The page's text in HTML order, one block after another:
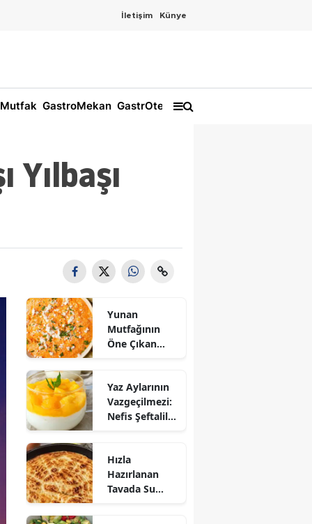
İletişim Künye
GastroMekan GastrOtel
Yunan
Mutfağının
Öne Çıkan
Nasıl Yapılır?
Yaz Aylarının
Vazgeçilmezi:
Nefis Şeftalili
Hızla
Hazırlanan
Tavada Su